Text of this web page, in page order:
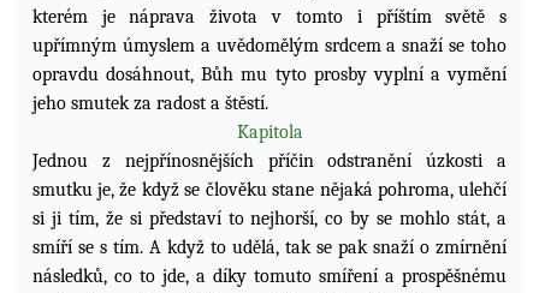
kterém je náprava života v tomto i příštím světě s
upřímným úmyslem a uvědomělým srdcem a snaží se toho
opravdu dosáhnout, Bůh mu tyto prosby vyplní a vymění
jeho smutek za radost a štěstí.
Kapitola
Jednou z nejpřínosnějších příčin odstranění úzkosti a
smutku je, že když se člověku stane nějaká pohroma, ulehčí
si ji tím, že si představí to nejhorší, co by se mohlo stát, a
smíří se s tím. A když to udělá, tak se pak snaží o zmírnění
následků, co to jde, a díky tomuto smíření a prospěšnému